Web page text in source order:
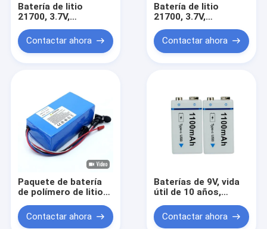
Batería de litio
21700, 3.7V,
capacidad 5000mAh,
apariencia redonda,
linterna, llave inglesa
amoladora angular
herramientas
eléctricas
Contactar ahora
Batería de litio
21700, 3.7V,
capacidad 5000mAh,
forma redonda,
linterna de luz
alimentación para
Contactar ahora
Paquete de batería
de polímero de litio
21700 BIS MSDS
IEC62133 Rohs
Contactar ahora
Baterías de 9V, vida
útil de 10 años,
detector de humo,
fuente de
Contactar ahora